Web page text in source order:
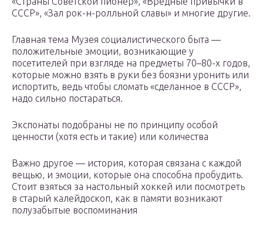
СССР», «Зал рок-н-ролльной славы» и многие другие.
Главная тема Музея социалистического быта —
положительные эмоции, возникающие у
посетителей при взгляде на предметы 70–80-х годов,
которые можно взять в руки без боязни уронить или
испортить, ведь чтобы сломать «сделанное в СССР»,
надо сильно постараться.
Экспонаты подобраны не по принципу особой
ценности (хотя есть и такие) или количества
Важно другое — история, которая связана с каждой
вещью, и эмоции, которые она способна пробудить.
Стоит взяться за настольный хоккей или посмотреть
в старый калейдоскоп, как в памяти возникают
полузабытые воспоминания